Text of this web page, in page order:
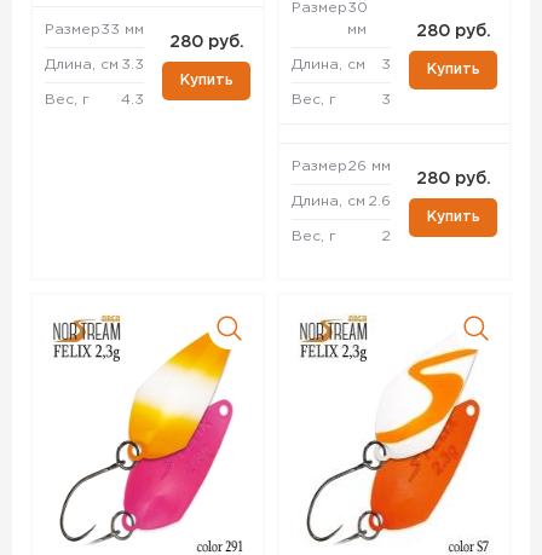
Размер33 мм
Длина, см 3.3
Вес, г 4.3
280 руб.
Купить
Размер30
мм
Длина, см 3
Вес, г 3
280 руб.
Купить
Размер26 мм
Длина, см 2.6
Вес, г 2
280 руб.
Купить